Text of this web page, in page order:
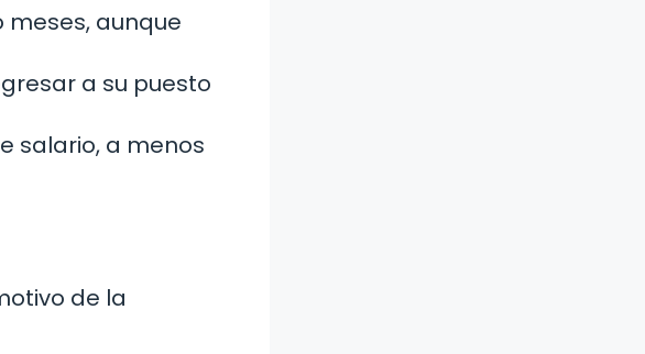
aunque
a su puesto
salario, a menos
de la